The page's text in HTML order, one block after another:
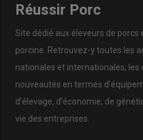
Réussir Porc
Site dédié aux éleveurs de porcs
porcine. Retrouvez-y toutes les
nationales et internationales, les
nouveautés en termes
d’élevage, d’économie, de
vie des entreprises.